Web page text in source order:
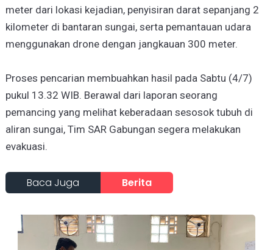
meter dari lokasi kejadian, penyisiran darat sepanjang 2
kilometer di bantaran sungai, serta pemantauan udara
menggunakan drone dengan jangkauan 300 meter.
Proses pencarian membuahkan hasil pada Sabtu (4/7)
pukul 13.32 WIB. Berawal dari laporan seorang
pemancing yang melihat keberadaan sesosok tubuh di
aliran sungai, Tim SAR Gabungan segera melakukan
evakuasi.
Baca Juga Berita